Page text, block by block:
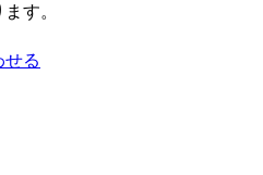
す。
せる